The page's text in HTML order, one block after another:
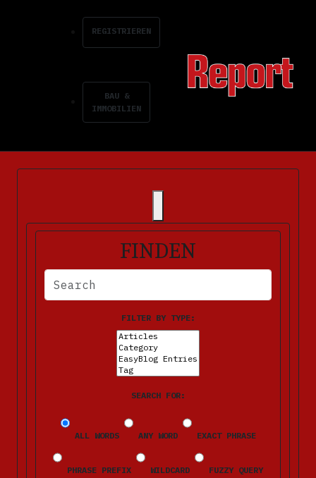
REGISTRIEREN
BAU &
IMMOBILIEN
FINDEN
BITTE FÜLLEN SIE DIE ERFORDERLICHEN FELDER AUS.
FILTER BY TYPE:
SEARCH FOR:
ALL WORDS ANY WORD EXACT PHRASE
PHRASE PREFIX WILDCARD FUZZY QUERY